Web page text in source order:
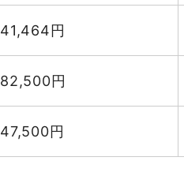
41,464円
82,500円
47,500円